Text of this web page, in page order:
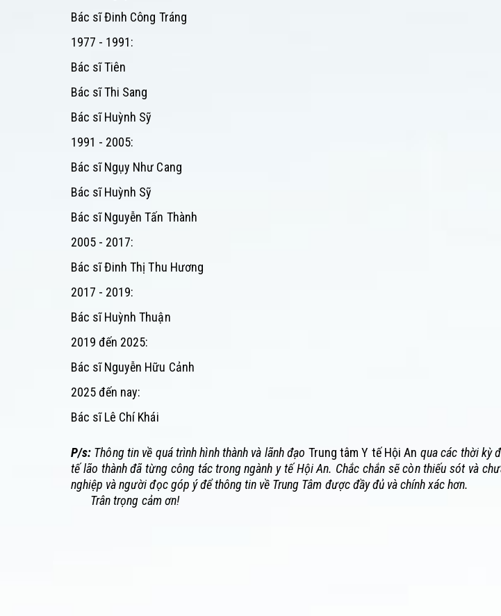
Bác sĩ Đinh Công Tráng
1977 - 1991:
Bác sĩ Tiên
Bác sĩ Thi Sang
Bác sĩ Huỳnh Sỹ
1991 - 2005:
Bác sĩ Ngụy Như Cang
Bác sĩ Huỳnh Sỹ
Bác sĩ Nguyễn Tấn Thành
2005 - 2017:
Bác sĩ Đinh Thị Thu Hương
2017 - 2019:
Bác sĩ Huỳnh Thuận
2019 đến 2025:
Bác sĩ Nguyễn Hữu Cảnh
2025 đến nay:
Bác sĩ Lê Chí Khái
P/s: Thông tin về quá trình hình thành và lãnh đạo Trung tâm Y tế Hội An qua các thời kỳ
tế lão thành đã từng công tác trong ngành y tế Hội An. Chắc chắn sẽ còn thiếu sót và
nghiệp và người đọc góp ý để thông tin về Trung Tâm được đầy đủ và chính xác hơn.
Trân trọng cảm ơn!